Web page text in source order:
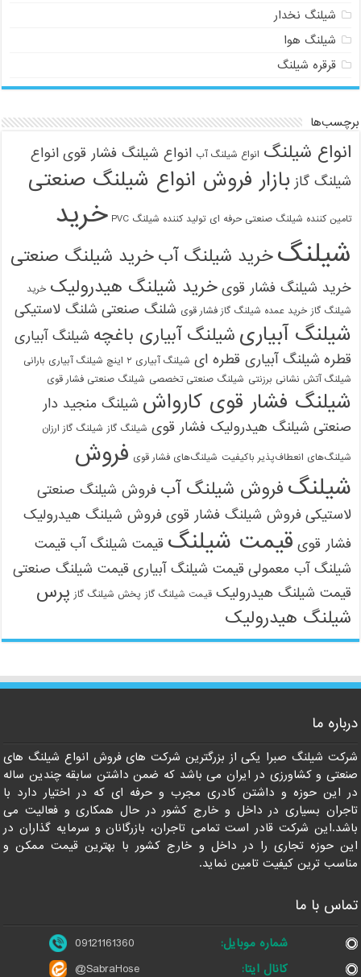
شیلنگ نخدار
شیلنگ هوا
قرقره شیلنگ
برچسب‌ها
انواع شیلنگ انواع شیلنگ آب انواع شیلنگ فشار قوی انواع
شیلنگ گاز بازار فروش انواع شیلنگ صنعتی
تامین کننده شیلنگ صنعتی حرفه ای تولید کننده شیلنگ PVC
خرید
شیلنگخرید شیلنگ آبخرید شیلنگ صنعتی
خرید شیلنگ فشار قوی خرید شیلنگ هیدرولیک خرید
شیلنگ گاز خرید عمده شیلنگ گاز فشار قوی شلنگ صنعتی شلنگ لاستیکی
شیلنگ آبیاری شیلنگ آبیاری باغچه شیلنگ آبیاری
قطره شیلنگ آبیاری قطره ای شیلنگ آبیاری ۲ اینچ شیلنگ آبیاری بارانی
شیلنگ آتش نشانی برزنتی شیلنگ صنعتی تخصصی شیلنگ صنعتی فشار قوی
شیلنگ فشار قوی کارواش شیلنگ منجید دار
صنعتی شیلنگ هیدرولیک فشار قوی شیلنگ گاز شیلنگ گاز ارزان
شیلنگ‌های انعطاف‌پذیر باکیفیت شیلنگ‌های فشار قوی فروش
شیلنگ فروش شیلنگ آب فروش شیلنگ صنعتی
لاستیکی فروش شیلنگ فشار قوی فروش شیلنگ هیدرولیک
فشار قوی قیمت شیلنگ قیمت شیلنگ آب قیمت
شیلنگ آب معمولی قیمت شیلنگ آبیاری قیمت شیلنگ صنعتی
قیمت شیلنگ هیدرولیک قیمت شیلنگ گاز پخش شیلنگ گاز پرس
شیلنگ هیدرولیک
درباره ما
شرکت شیلنگ صبرا یکی از بزرگترین شرکت های فروش انواع شیلنگ های
صنعتی و کشاورزی در ایران می باشد که ضمن داشتن سابقه چندین ساله
در این حوزه و داشتن کادری مجرب و حرفه ای که در اختیار دارد با
تاجران بسیاری در داخل و خارج کشور در حال همکاری و فعالیت می
باشد.این شرکت قادر است تمامی تاجران، بازرگانان و سرمایه گذاران در
این حوزه تجاری را در داخل و خارج کشور با بهترین قیمت ممکن و
مناسب ترین کیفیت تامین نماید.
تماس با ما
شماره موبایل:
09121161360
کانال ایتا:
@SabraHose